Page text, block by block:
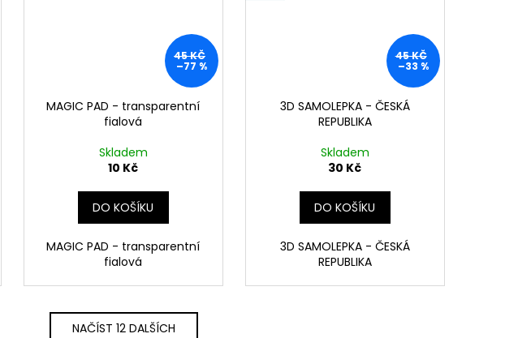
45 KČ
–77 %
MAGIC PAD - transparentní
fialová
Skladem
10 Kč
DO KOŠÍKU
MAGIC PAD - transparentní
fialová
45 KČ
–33 %
3D SAMOLEPKA - ČESKÁ
REPUBLIKA
Skladem
30 Kč
DO KOŠÍKU
3D SAMOLEPKA - ČESKÁ
REPUBLIKA
NAČÍST 12 DALŠÍCH